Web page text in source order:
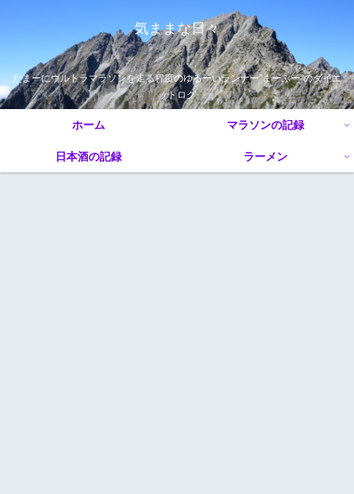
気ままな日々
たまーにウルトラマラソンを走る程度のゆるーいランナー”まーぶー”のダイエ
ットログ
ホーム マラソンの記録
日本酒の記録 ラーメン